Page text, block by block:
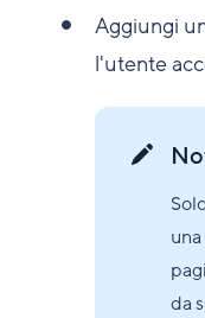
Aggiungi
l'utente
da